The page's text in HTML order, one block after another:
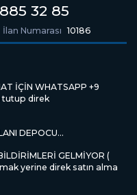
32 85
İlan Numarası 10186
İÇİN WHATSAPP +9
direk
DEPOCU...
GELMİYOR (
yerine direk satın alma